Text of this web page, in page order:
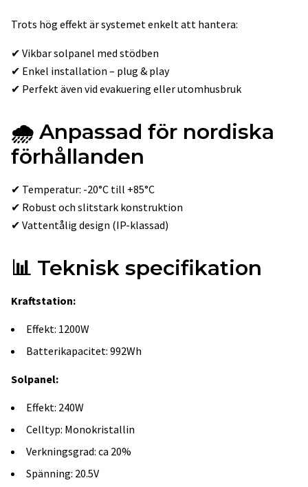
Trots hög effekt är systemet enkelt att hantera:
✔ Vikbar solpanel med stödben
✔ Enkel installation – plug & play
✔ Perfekt även vid evakuering eller utomhusbruk
🌧️ Anpassad för nordiska
förhållanden
✔ Temperatur: -20°C till +85°C
✔ Robust och slitstark konstruktion
✔ Vattentålig design (IP-klassad)
📊 Teknisk specifikation
Kraftstation:
Effekt: 1200W
Batterikapacitet: 992Wh
Solpanel:
Effekt: 240W
Celltyp: Monokristallin
Verkningsgrad: ca 20%
Spänning: 20.5V